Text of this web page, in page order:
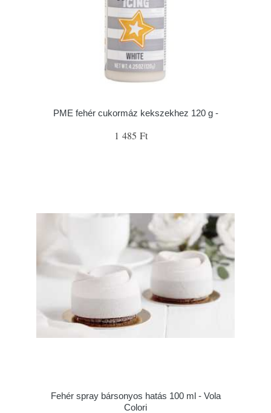
PME fehér cukormáz kekszekhez 120 g -
1 485 Ft
Fehér spray bársonyos hatás 100 ml - Vola
Colori